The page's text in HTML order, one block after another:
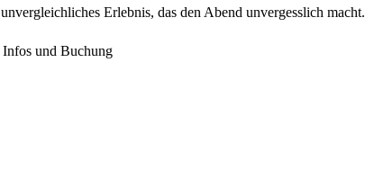
unvergleichliches Erlebnis, das den Abend unvergesslich macht.
Infos und Buchung